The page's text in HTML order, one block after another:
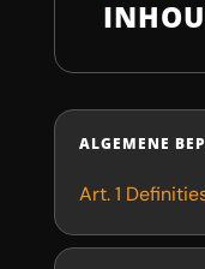
ALGEMENE
Art. 1